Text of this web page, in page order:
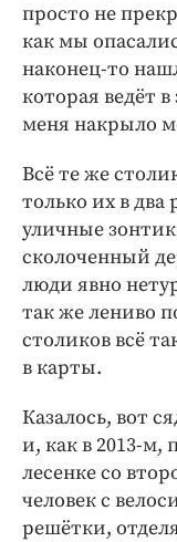
просто не
как мы
наконец-то
которая ведёт
меня накрыло
Всё те же
только их в
уличные
сколоченный
люди явно
так же лениво
столиков всё
в карты.
Казалось, вот
и, как в 2013-
лесенке со
человек с
решётки,